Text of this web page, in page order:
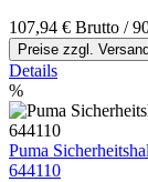
107,94 € Brutto /
Preise zzgl.
Details
%
Puma
644110